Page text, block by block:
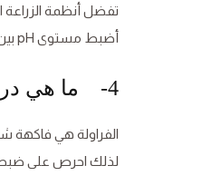
أضبط مستوى pH بين 5.8 و6.2 باستخدام مقياس الأس الهيدروجيني.
4- ما هي درجة الحرارة المثالية لنمو الفراولة؟
لذلك احرص على ضبط